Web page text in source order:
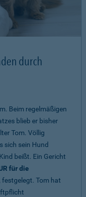
durch
Beim regelmäßigen
blieb er bisher
Tom. Völlig
sich sein Hund
beißt. Ein Gericht
für die
festgelegt. Tom hat